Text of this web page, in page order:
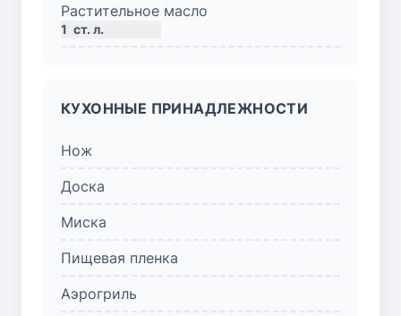
Растительное масло
1 ст. л.
КУХОННЫЕ ПРИНАДЛЕЖНОСТИ
Нож
Доска
Миска
Пищевая пленка
Аэрогриль